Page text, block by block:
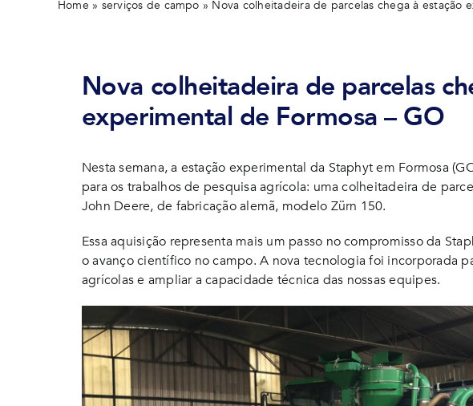
Home » serviços de campo » Nova colheitadeira de parcelas chega à estação
Nova colheitadeira de parcelas
experimental de Formosa – GO
Nesta semana, a estação experimental da Staphyt em Formosa
para os trabalhos de pesquisa agrícola: uma colheitadeira de
John Deere, de fabricação alemã, modelo Zürn 150.
Essa aquisição representa mais um passo no compromisso da
o avanço científico no campo. A nova tecnologia foi incorporada
agrícolas e ampliar a capacidade técnica das nossas equipes.